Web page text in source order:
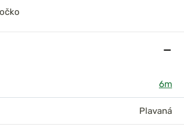
6m
Plavaná